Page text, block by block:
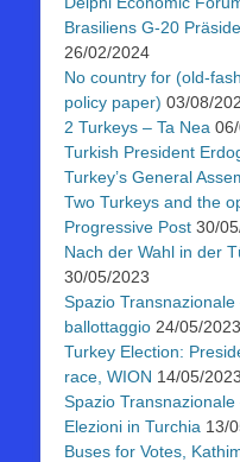
Brasiliens G-20
26/02/2024
No country for (old-
policy paper) 03/08/
2 Turkeys – Ta Nea
Turkish President
Turkey’s General
Two Turkeys and the
Progressive Post 30/
Nach der Wahl in der
30/05/2023
Spazio
ballottaggio 24/05/2023
Turkey Election:
race, WION 14/05/2023
Spazio
Elezioni in Turchia 13/
Buses for Votes,